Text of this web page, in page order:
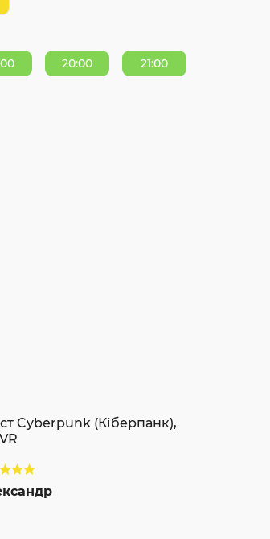
20:00 21:00
Cyberpunk (Кіберпанк),